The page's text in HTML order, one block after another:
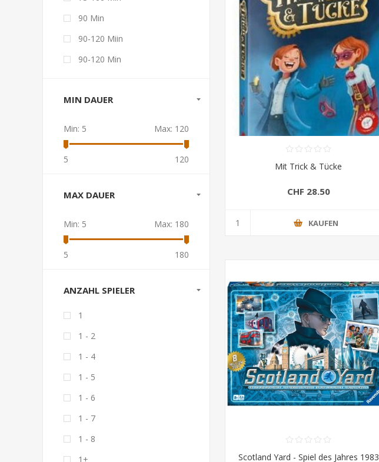
Mit Trick & Tücke
CHF 28.50
KAUFEN
Scotland Yard - Spiel des Jahres 1983
90 Min
90-120 Miin
90-120 Min
MIN DAUER
Min: 5 Max: 120
5 120
MAX DAUER
Min: 5 Max: 180
5 180
ANZAHL SPIELER
1
1 - 2
1 - 4
1 - 5
1 - 6
1 - 7
1 - 8
1+